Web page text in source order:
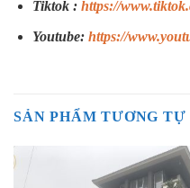
Tiktok : https://
Youtube: https://
SẢN PHẨM TƯƠNG TỰ